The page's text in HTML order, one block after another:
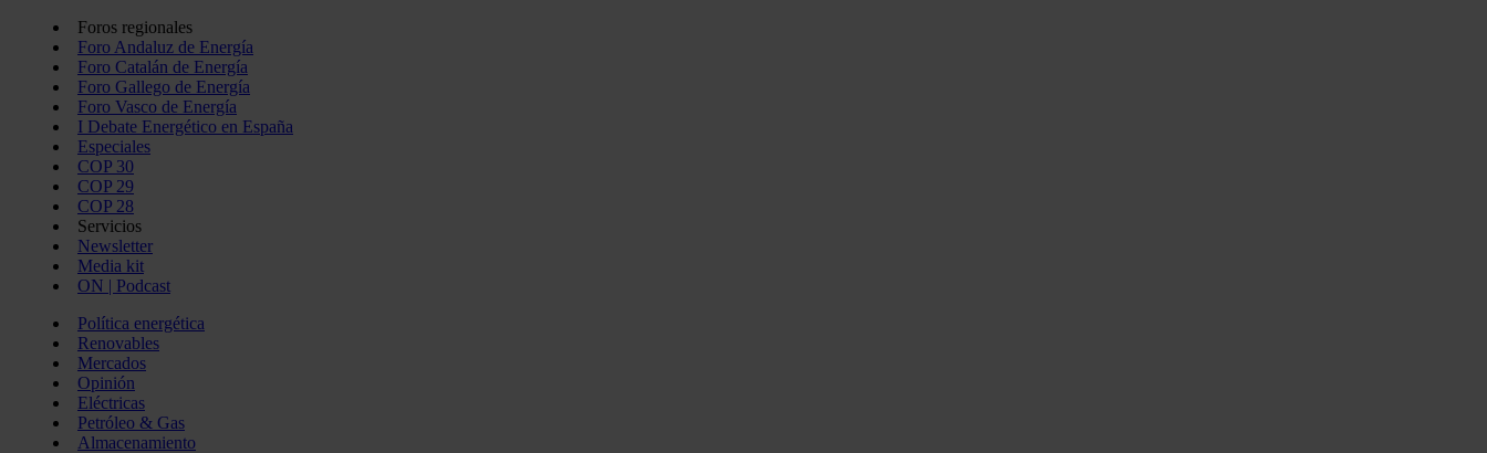
Foros regionales
Foro Andaluz de Energía
Foro Catalán de Energía
Foro Gallego de Energía
Foro Vasco de Energía
I Debate Energético en España
Especiales
COP 30
COP 29
COP 28
Servicios
Newsletter
Media kit
ON | Podcast
Política energética
Renovables
Mercados
Opinión
Eléctricas
Petróleo & Gas
Almacenamiento